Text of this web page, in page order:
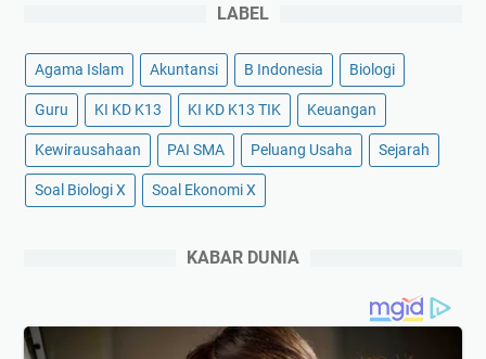
LABEL
Agama Islam Akuntansi B Indonesia Biologi
Guru KI KD K13 KI KD K13 TIK Keuangan
Kewirausahaan PAI SMA Peluang Usaha Sejarah
Soal Biologi X Soal Ekonomi X
KABAR DUNIA